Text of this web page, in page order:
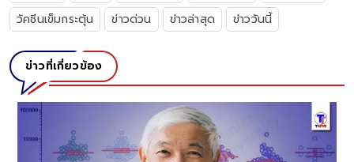
วัคซีนเข็มกระตุ้น
ข่าวด่วน ข่าวล่าสุด ข่าววันนี้
ข่าวที่เกี่ยวข้อง